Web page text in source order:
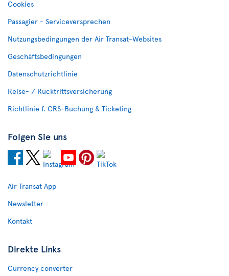
Cookies
Passagier - Serviceversprechen
Nutzungsbedingungen der Air Transat-Websites
Geschäftsbedingungen
Datenschutzrichtlinie
Reise- / Rücktrittsversicherung
Richtlinie f. CRS-Buchung & Ticketing
Folgen Sie uns
Air Transat App
Newsletter
Kontakt
Direkte Links
Currency converter